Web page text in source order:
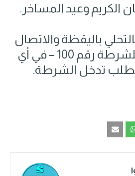
وعيد المساخر.
باليقظة والاتصال
بمركز الطوارئ للشرطة رقم 100 – في أي
تدخل الشرطة.